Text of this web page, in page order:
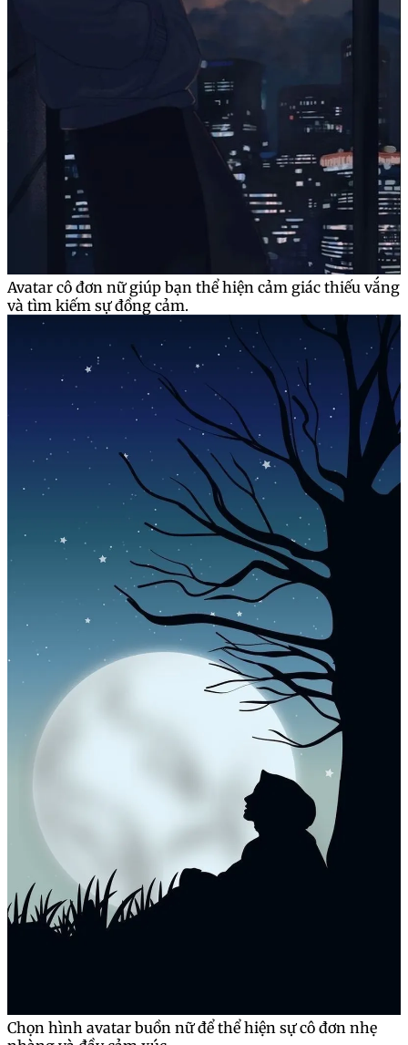
Avatar cô đơn nữ giúp bạn thể hiện cảm giác thiếu vắng
và tìm kiếm sự đồng cảm.
Chọn hình avatar buồn nữ để thể hiện sự cô đơn nhẹ